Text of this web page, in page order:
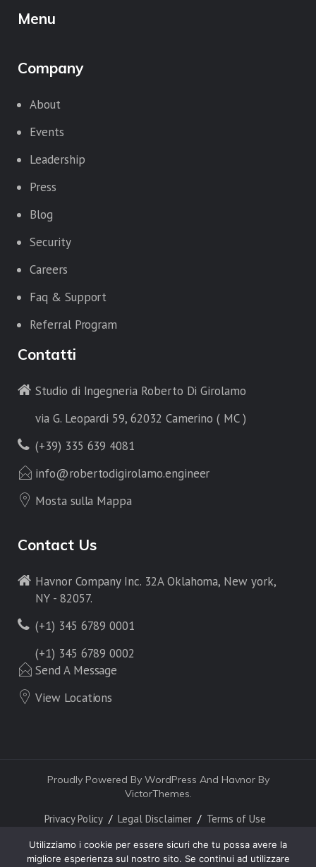
Menu
Company
About
Events
Leadership
Press
Blog
Security
Careers
Faq & Support
Referral Program
Contatti
Studio di Ingegneria Roberto Di Girolamo
via G. Leopardi 59, 62032 Camerino ( MC )
(+39) 335 639 4081
info@robertodigirolamo.engineer
Mosta sulla Mappa
Contact Us
Havnor Company Inc. 32A Oklahoma, New york,
NY - 82057.
(+1) 345 6789 0001
(+1) 345 6789 0002
Send A Message
View Locations
Proudly Powered By WordPress And Havnor By
VictorThemes.
Privacy Policy Legal Disclaimer Terms of Use
Utilizziamo i cookie per essere sicuri che tu possa avere la
migliore esperienza sul nostro sito. Se continui ad utilizzare